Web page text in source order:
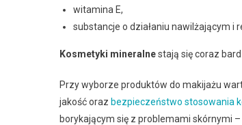
witamina E,
substancje o działaniu nawilżającym i
Kosmetyki mineralnestają się coraz
Przy wyborze produktów do makijażu
jakość oraz bezpieczeństwo stosowania
borykającym się z problemami skórnymi